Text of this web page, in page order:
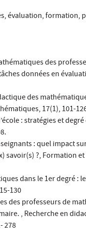
évaluation, formation,
des
données en
des
17(1), 101-
: stratégies et
: quel impact
?, Formation
dans le 1er degré :
130
des professeurs de
, Recherche en
278